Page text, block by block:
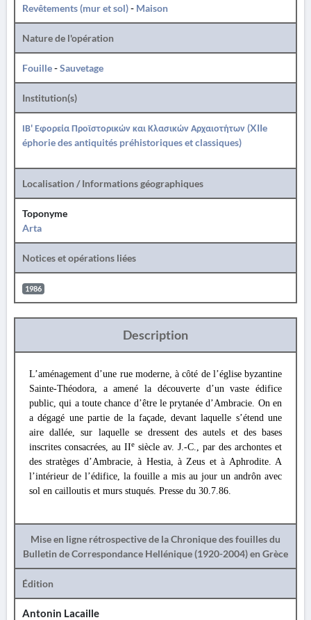
Revêtements (mur et sol)- Maison
Nature de l'opération
Fouille-Sauvetage
Institution(s)
ΙΒ' Εφορεία Προϊστορικών και Κλασικών Αρχαιοτήτων (XIIe
éphorie des antiquités préhistoriques et classiques)
Localisation / Informations géographiques
Toponyme
Arta
Notices et opérations liées
1986
Description
L’aménagement d’une rue moderne, à côté de l’église byzantine
Sainte-Théodora, a amené la découverte d’un vaste édifice
public, qui a toute chance d’être le prytanée d’Ambracie. On en
a dégagé une partie de la façade, devant laquelle s’étend une
aire dallée, sur laquelle se dressent des autels et des bases
inscrites consacrées, au IIe siècle av. J.-C., par des archontes et
des stratèges d’Ambracie, à Hestia, à Zeus et à Aphrodite. A
l’intérieur de l’édifice, la fouille a mis au jour un andrôn avec
sol en cailloutis et murs stuqués. Presse du 30.7.86.
Mise en ligne rétrospective de la Chronique des fouilles du
Bulletin de Correspondance Hellénique (1920-2004) en Grèce
Édition
Antonin Lacaille